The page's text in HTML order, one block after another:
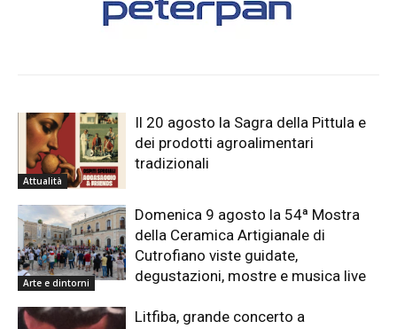
Attualità
Il 20 agosto la Sagra della Pittula e
dei prodotti agroalimentari
tradizionali
Arte e dintorni
Domenica 9 agosto la 54ª Mostra
della Ceramica Artigianale di
Cutrofiano viste guidate,
degustazioni, mostre e musica live
Litfiba, grande concerto a